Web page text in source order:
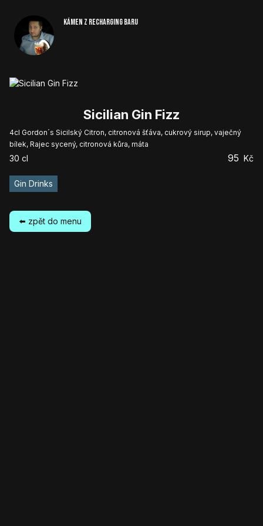
Kámen z Recharging baru
Sicilian Gin Fizz
4cl Gordon´s Sicilský Citron, citronová šťáva, cukrový sirup, vaječný
bílek, Rajec sycený, citronová kůra, máta
30 cl 95 Kč
Gin Drinks
⬅️ zpět do menu